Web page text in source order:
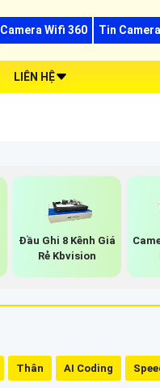
Camera Wifi 360 Tin
LIÊN HỆ
Đầu Ghi 8 Kênh Giá
Rẻ Kbvision
Thân AI Coding